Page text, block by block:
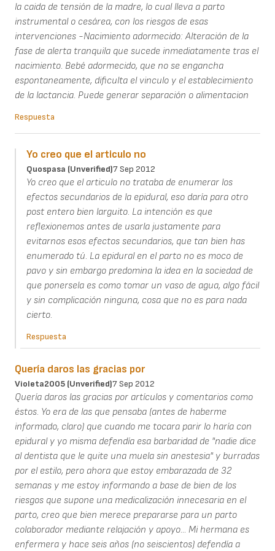
la caida de tensión de la madre, lo cual lleva a parto
instrumental o cesárea, con los riesgos de esas
intervenciones -Nacimiento adormecido: Alteración de la
fase de alerta tranquila que sucede inmediatamente tras el
nacimiento. Bebé adormecido, que no se engancha
espontaneamente, dificulta el vinculo y el establecimiento
de la lactancia. Puede generar separación o alimentacion
Respuesta
Yo creo que el articulo no
Quospasa (unverified)7 Sep 2012
Yo creo que el articulo no trataba de enumerar los
efectos secundarios de la epidural, eso daría para otro
post entero bien larguito. La intención es que
reflexionemos antes de usarla justamente para
evitarnos esos efectos secundarios, que tan bien has
enumerado tú. La epidural en el parto no es moco de
pavo y sin embargo predomina la idea en la sociedad de
que ponersela es como tomar un vaso de agua, algo fácil
y sin complicación ninguna, cosa que no es para nada
cierto.
Respuesta
Quería daros las gracias por
Violeta2005 (unverified)7 Sep 2012
Quería daros las gracias por artículos y comentarios como
éstos. Yo era de las que pensaba (antes de haberme
informado, claro) que cuando me tocara parir lo haría con
epidural y yo misma defendía esa barbaridad de "nadie dice
al dentista que le quite una muela sin anestesia" y burradas
por el estilo, pero ahora que estoy embarazada de 32
semanas y me estoy informando a base de bien de los
riesgos que supone una medicalización innecesaria en el
parto, creo que bien merece prepararse para un parto
colaborador mediante relajación y apoyo... Mi hermana es
enfermera y hace seis años (no seiscientos) defendía a